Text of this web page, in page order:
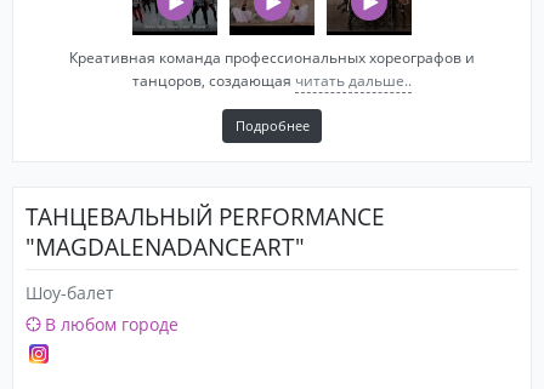
Креативная команда профессиональных хореографов и
танцоров, создающая читать дальше..
Подробнее
ТАНЦЕВАЛЬНЫЙ PERFORMANCE
"MAGDALENADANCEART"
Шоу-балет
В любом городе